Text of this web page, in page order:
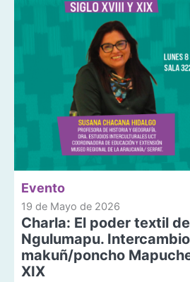
Evento
19 de Mayo de 2026
Charla: El poder textil
Ngulumapu.
makuñ/poncho
XIX